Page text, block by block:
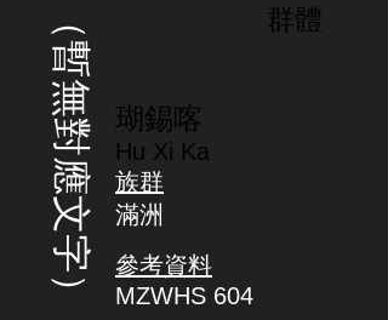
（暫無對應文字） 群體
瑚錫喀
Hu Xi Ka
族群
滿洲
參考資料
MZWHS 604